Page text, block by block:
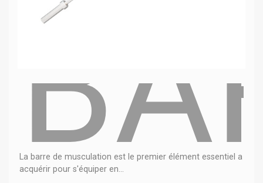
La barre de musculation est le premier élément essentiel a
acquérir pour s'équiper en...